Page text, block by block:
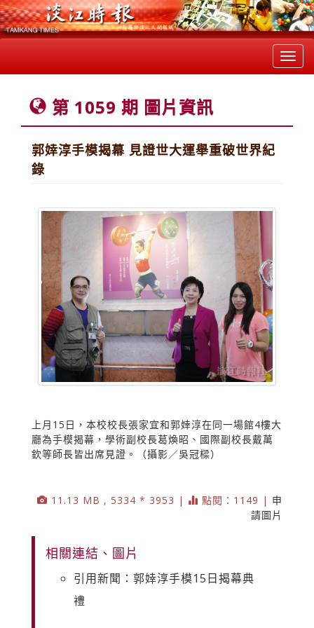
第 1059 期 圖片資訊
郭婞淳手模揭幕 見證世大運舉重破世界紀
錄
上月15日，本校校長張家宜和郭婞淳在同一場館4樓大
廳為手模揭幕，學術副校長葛煥昭、國際副校長戴萬
欽等師長皆出席見證。（攝影／吳冠樑）
11.13 MB , 5334 * 3953 | 點閱：1149 | 申
請圖片
相關連結、圖片
引用新聞：郭婞淳手模15日揭幕典
禮